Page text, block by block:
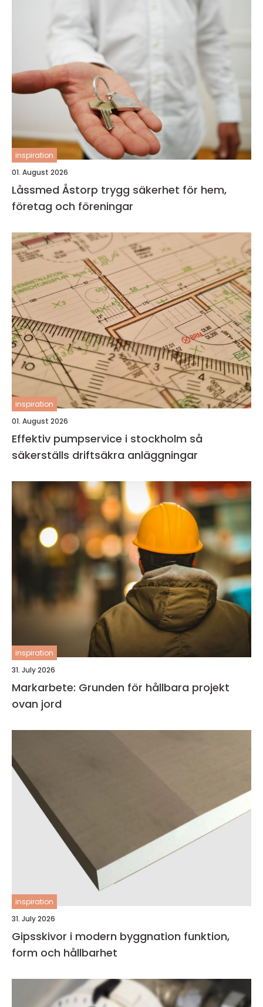
inspiration
01. August 2026
Låssmed Åstorp trygg säkerhet för hem,
företag och föreningar
inspiration
01. August 2026
Effektiv pumpservice i stockholm så
säkerställs driftsäkra anläggningar
inspiration
31. July 2026
Markarbete: Grunden för hållbara projekt
ovan jord
inspiration
31. July 2026
Gipsskivor i modern byggnation funktion,
form och hållbarhet